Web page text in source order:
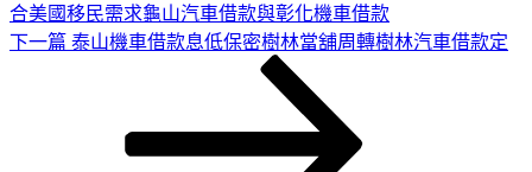
合美國移民需求龜山汽車借款與彰化機車借款
下
下一篇 泰山機車借款息低保密樹林當舖周轉樹林汽車借款定